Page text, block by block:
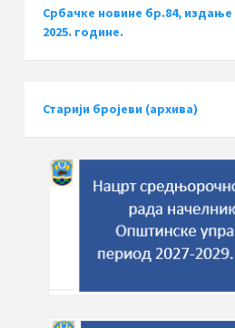
Србачке новине бр.84,
2025. године.
Старији бројеви (архива)